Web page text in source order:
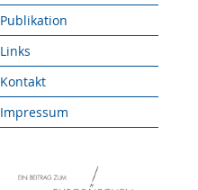
Publikation
Links
Kontakt
Impressum